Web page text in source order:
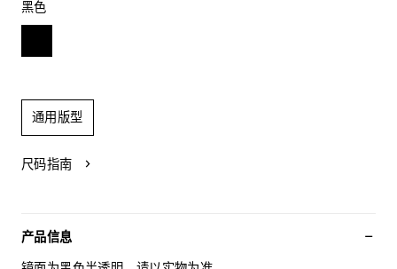
黑色
通用版型
尺码指南
产品信息